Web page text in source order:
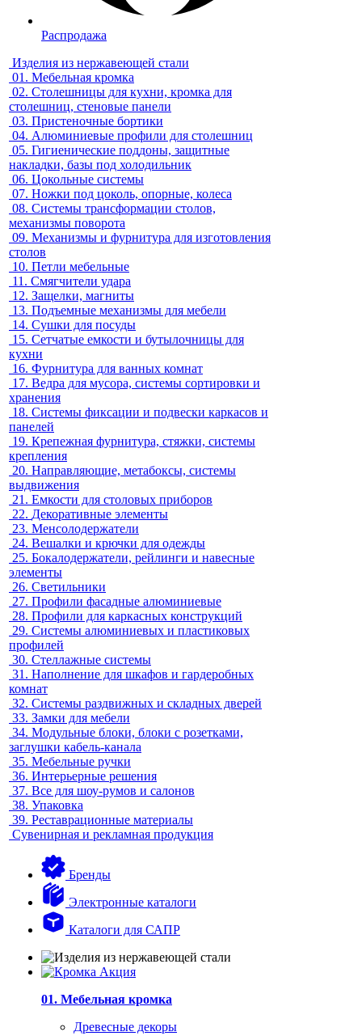
Распродажа
Изделия из нержавеющей стали
01. Мебельная кромка
02. Столешницы для кухни, кромка для
столешниц, стеновые панели
03. Пристеночные бортики
04. Алюминиевые профили для столешниц
05. Гигиенические поддоны, защитные
накладки, базы под холодильник
06. Цокольные системы
07. Ножки под цоколь, опорные, колеса
08. Системы трансформации столов,
механизмы поворота
09. Механизмы и фурнитура для изготовления
столов
10. Петли мебельные
11. Смягчители удара
12. Защелки, магниты
13. Подъемные механизмы для мебели
14. Сушки для посуды
15. Сетчатые емкости и бутылочницы для
кухни
16. Фурнитура для ванных комнат
17. Ведра для мусора, системы сортировки и
хранения
18. Системы фиксации и подвески каркасов и
панелей
19. Крепежная фурнитура, стяжки, системы
крепления
20. Направляющие, метабоксы, системы
выдвижения
21. Емкости для столовых приборов
22. Декоративные элементы
23. Менсолодержатели
24. Вешалки и крючки для одежды
25. Бокалодержатели, рейлинги и навесные
элементы
26. Светильники
27. Профили фасадные алюминиевые
28. Профили для каркасных конструкций
29. Системы алюминиевых и пластиковых
профилей
30. Стеллажные системы
31. Наполнение для шкафов и гардеробных
комнат
32. Системы раздвижных и складных дверей
33. Замки для мебели
34. Модульные блоки, блоки с розетками,
заглушки кабель-канала
35. Мебельные ручки
36. Интерьерные решения
37. Все для шоу-румов и салонов
38. Упаковка
39. Реставрационные материалы
Сувенирная и рекламная продукция
Бренды
Электронные каталоги
Каталоги для САПР
01. Мебельная кромка
Древесные декоры